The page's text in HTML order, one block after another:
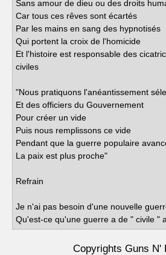
Sans amour de dieu ou des droits
Car tous ces rêves sont écartés
Par les mains en sang des hypnotisés
Qui portent la croix de l'homicide
Et l'histoire est responsable des
civiles
"Nous pratiquons l'anéantissement
Et des officiers du Gouvernement
Pour créer un vide
Puis nous remplissons ce vide
Pendant que la guerre populaire
La paix est plus proche"
Refrain
Je n'ai pas besoin d'une nouvelle
Qu'est-ce qu'une guerre a de " civile "
Copyrights Guns N'